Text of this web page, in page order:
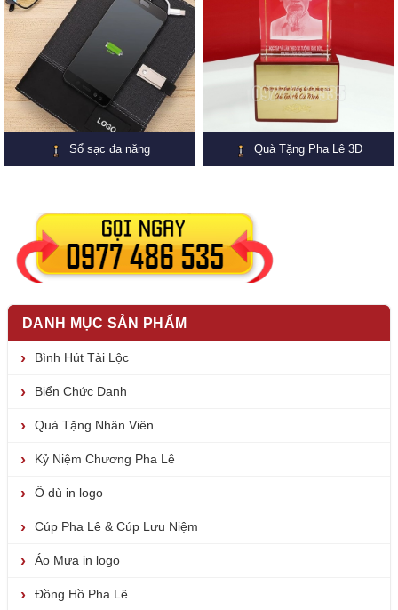
Sổ sạc đa năng Quà Tặng Pha Lê 3D
DANH MỤC SẢN PHẨM
Bình Hút Tài Lộc
Biển Chức Danh
Quà Tặng Nhân Viên
Kỷ Niệm Chương Pha Lê
Ô dù in logo
Cúp Pha Lê & Cúp Lưu Niệm
Áo Mưa in logo
Đồng Hồ Pha Lê